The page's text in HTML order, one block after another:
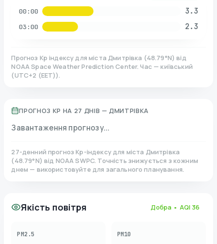
00:00 3.3
03:00 2.3
Прогноз Kp індексу для міста Дмитрівка (48.79°N)від
NOAA Space Weather Prediction Center. Час — київський
(UTC+2 (EET)).
ПРОГНОЗ KP НА 27 ДНІВ — ДМИТРІВКА
Завантаження прогнозу...
27-денний прогноз Kp-індексу для міста Дмитрівка
(48.79°N)від NOAA SWPC. Точність знижується з кожним
днем — використовуйте для загального планування.
Якість повітря Добра • AQI 36
PM2.5 PM10